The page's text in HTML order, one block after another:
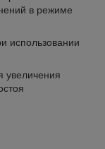
в режиме
использовании
увеличения